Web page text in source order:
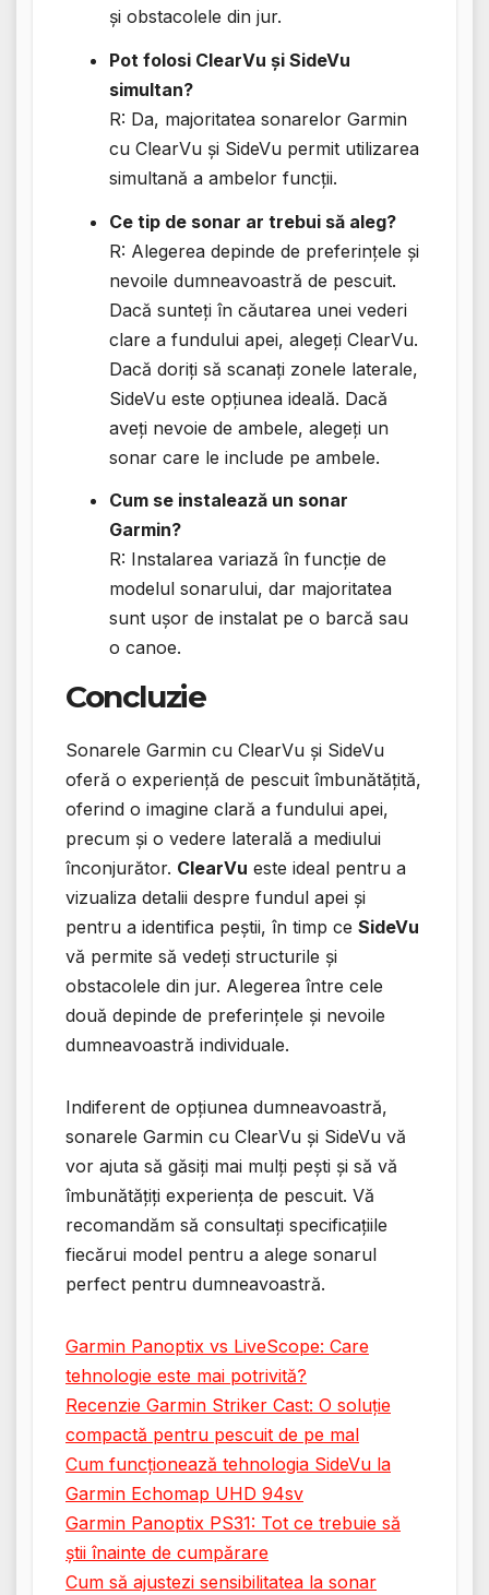
și obstacolele din jur.
Pot folosi ClearVu și SideVu
simultan?
R: Da, majoritatea sonarelor Garmin
cu ClearVu și SideVu permit utilizarea
simultană a ambelor funcții.
Ce tip de sonar ar trebui să aleg?
R: Alegerea depinde de preferințele și
nevoile dumneavoastră de pescuit.
Dacă sunteți în căutarea unei vederi
clare a fundului apei, alegeți ClearVu.
Dacă doriți să scanați zonele laterale,
SideVu este opțiunea ideală. Dacă
aveți nevoie de ambele, alegeți un
sonar care le include pe ambele.
Cum se instalează un sonar
Garmin?
R: Instalarea variază în funcție de
modelul sonarului, dar majoritatea
sunt ușor de instalat pe o barcă sau
o canoe.
Concluzie
Sonarele Garmin cu ClearVu și SideVu
oferă o experiență de pescuit îmbunătățită,
oferind o imagine clară a fundului apei,
precum și o vedere laterală a mediului
înconjurător. ClearVu este ideal pentru a
vizualiza detalii despre fundul apei și
pentru a identifica peștii, în timp ce SideVu
vă permite să vedeți structurile și
obstacolele din jur. Alegerea între cele
două depinde de preferințele și nevoile
dumneavoastră individuale.
Indiferent de opțiunea dumneavoastră,
sonarele Garmin cu ClearVu și SideVu vă
vor ajuta să găsiți mai mulți pești și să vă
îmbunătățiți experiența de pescuit. Vă
recomandăm să consultați specificațiile
fiecărui model pentru a alege sonarul
perfect pentru dumneavoastră.
Garmin Panoptix vs LiveScope: Care
tehnologie este mai potrivită?
Recenzie Garmin Striker Cast: O soluție
compactă pentru pescuit de pe mal
Cum funcționează tehnologia SideVu la
Garmin Echomap UHD 94sv
Garmin Panoptix PS31: Tot ce trebuie să
știi înainte de cumpărare
Cum să ajustezi sensibilitatea la sonar